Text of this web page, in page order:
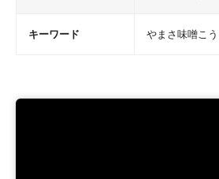
キーワード やまさ味噌こ